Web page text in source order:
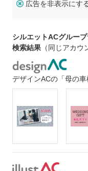
広告を非表示にす
シルエットACグルー
検索結果 （同じアカウ
デザインACの「母の